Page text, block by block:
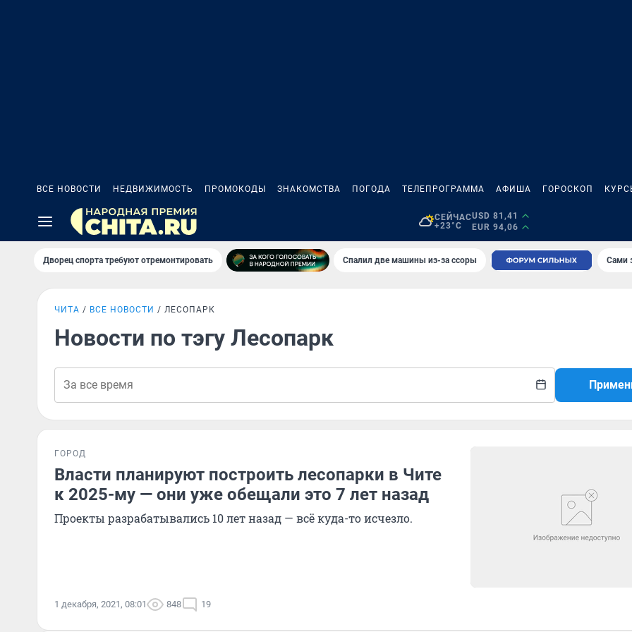
ВСЕ НОВОСТИ НЕДВИЖИМОСТЬ ПРОМОКОДЫ ЗНАКОМСТВА ПОГОДА ТЕЛЕПРОГРАММА АФИША ГОРОСКОП
СЕЙЧАС
+23°C
USD 81,41
EUR 94,06
Дворец спорта требуют отремонтировать Спалил две машины из-за ссоры Сами
ЧИТА ВСЕ НОВОСТИ ЛЕСОПАРК
Новости по тэгу Лесопарк
ГОРОД
Власти планируют построить лесопарки в Чите
к 2025-му — они уже обещали это 7 лет назад
Проекты разрабатывались 10 лет назад — всё куда-то исчезло.
1 декабря, 2021, 08:01 848 19